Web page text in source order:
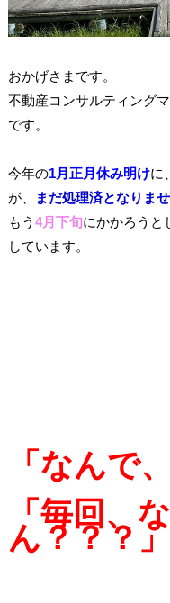
おかげさまです。
不動産コンサルティング
です。
今年の1月正月休み明けに
が、
まだ処理済となりませ
もう 4月下旬にかかろうと
しています。
「なんで
「毎回、
ん？？？」